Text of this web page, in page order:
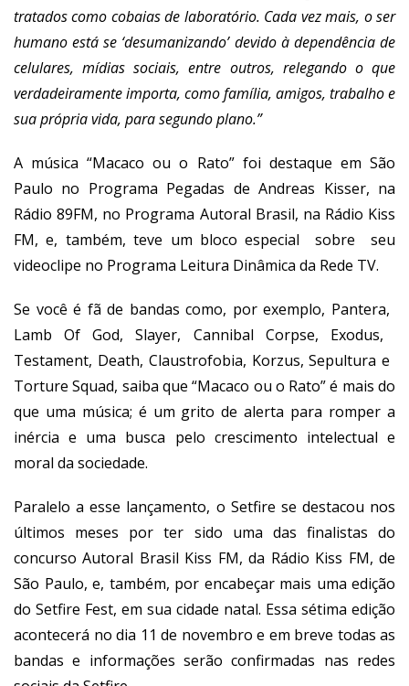
tratados como cobaias de laboratório. Cada vez mais, o ser
humano está se ‘desumanizando’ devido à dependência de
celulares, mídias sociais, entre outros, relegando o que
verdadeiramente importa, como família, amigos, trabalho e
sua própria vida, para segundo plano.”
A música “Macaco ou o Rato” foi destaque em São
Paulo no Programa Pegadas de Andreas Kisser, na
Rádio 89FM, no Programa Autoral Brasil, na Rádio Kiss
FM, e, também, teve um bloco especial sobre seu
videoclipe no Programa Leitura Dinâmica da Rede TV.
Se você é fã de bandas como, por exemplo, Pantera,
Lamb Of God,Slayer, Cannibal Corpse, Exodus,
Testament, Death, Claustrofobia, Korzus,Sepulturae
Torture Squad, saiba que“Macaco ou o Rato” é mais do
que uma música; é um grito de alerta para romper a
inércia e uma busca pelo crescimento intelectual e
moral da sociedade.
Paralelo a esse lançamento, o Setfire se destacou nos
últimos meses por ter sido uma das finalistas do
concurso Autoral Brasil Kiss FM, da Rádio Kiss FM, de
São Paulo, e, também, por encabeçar mais uma edição
do Setfire Fest, em sua cidade natal. Essa sétima edição
acontecerá no dia 11 de novembro e em breve todas as
bandas e informações serão confirmadas nas redes